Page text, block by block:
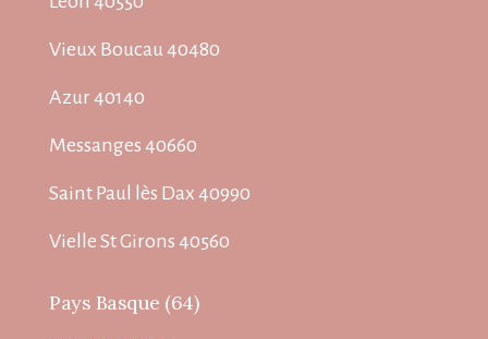
Vieux Boucau 40480
Azur 40140
Messanges 40660
Saint Paul lès Dax 40990
Vielle St Girons 40560
Pays Basque (64)